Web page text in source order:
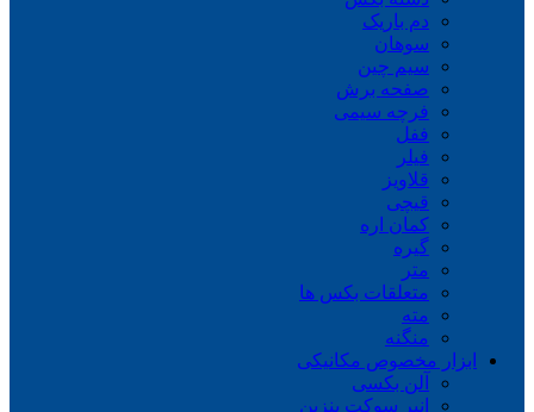
دم باریک
سوهان
سیم چین
صفحه برش
فرچه سیمی
ففل
فیلر
قلاویز
قیچی
کمان اره
گیره
متر
متعلقات بکس ها
مته
منگنه
ابزار مخصوص مکانیکی
آلن بکسی
انبر سوکت بنزین